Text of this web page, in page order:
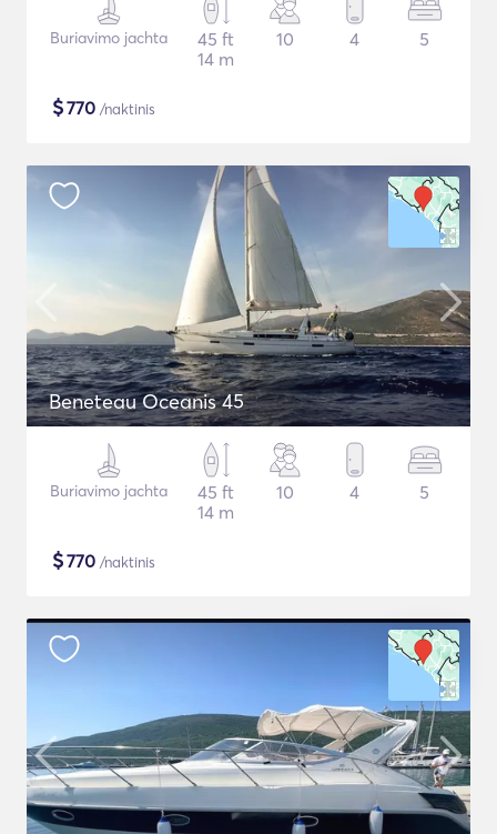
Buriavimo jachta
45 ft
14 m
10 4 5
$770 /naktinis
Beneteau Oceanis 45
Buriavimo jachta
45 ft
14 m
10 4 5
$770 /naktinis